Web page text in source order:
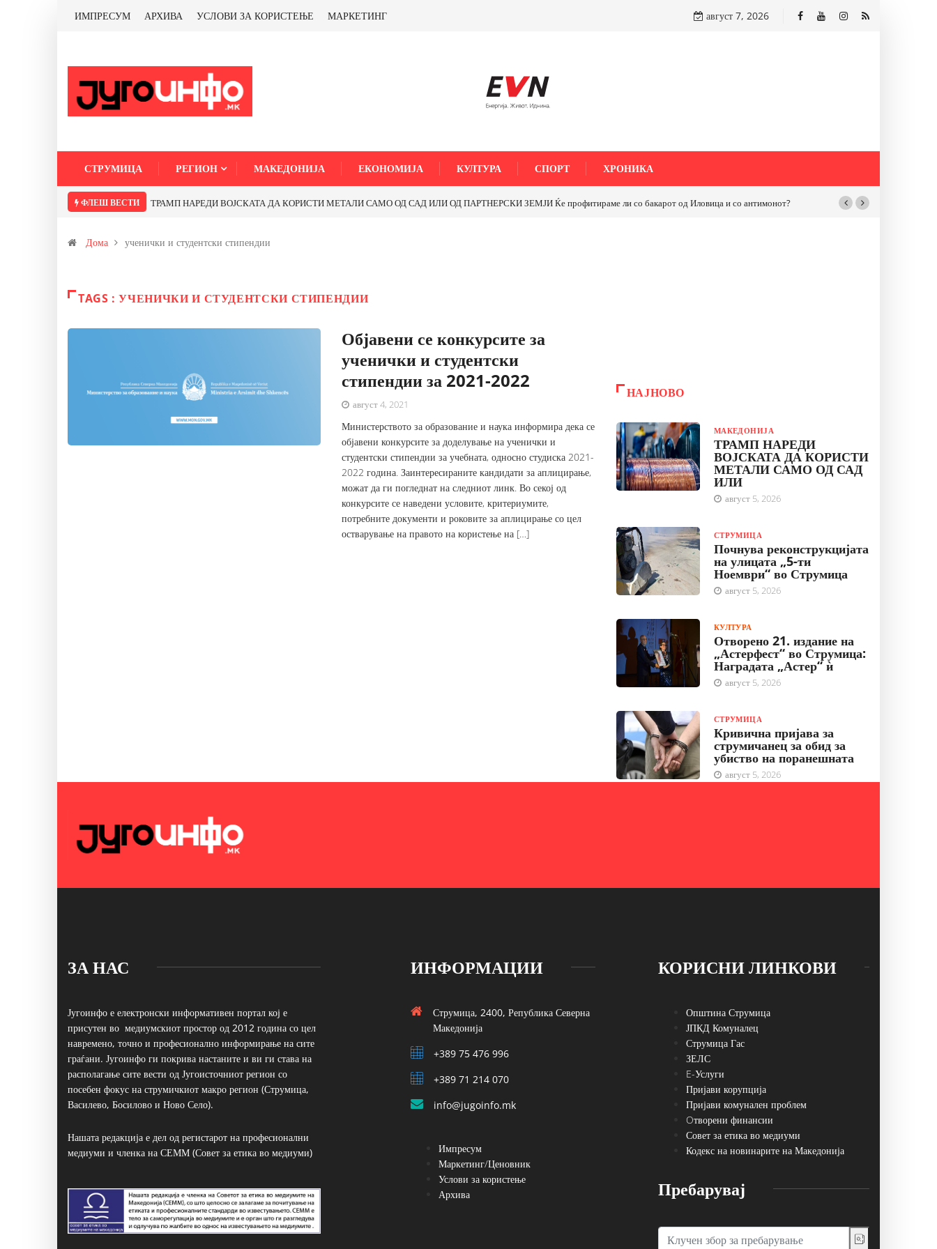
ИМПРЕСУМ АРХИВА УСЛОВИ ЗА КОРИСТЕЊЕ МАРКЕТИНГ август 7, 2026
СТРУМИЦА РЕГИОН МАКЕДОНИЈА ЕКОНОМИЈА КУЛТУРА СПОРТ ХРОНИКА
ФЛЕШ ВЕСТИ ТРАМП НАРЕДИ ВОЈСКАТА ДА КОРИСТИ МЕТАЛИ САМО ОД САД ИЛИ ОД ПАРТНЕРСКИ ЗЕМЈИ Ќе профитираме ли со бакарот од Иловица и со антимонот?
Дома ученички и студентски стипендии
TAGS : УЧЕНИЧКИ И СТУДЕНТСКИ СТИПЕНДИИ
Објавени се конкурсите за
ученички и студентски
стипендии за 2021-2022
август 4, 2021
Министерството за образование и наука информира дека се
објавени конкурсите за доделување на ученички и
студентски стипендии за учебната, односно студиска 2021-
2022 година. Заинтересираните кандидати за аплицирање,
можат да ги погледнат на следниот линк. Во секој од
конкурсите се наведени условите, критериумите,
потребните документи и роковите за аплицирање со цел
остварување на правото на користење на […]
НАЈНОВО
МАКЕДОНИЈА
ТРАМП НАРЕДИ
ВОЈСКАТА ДА КОРИСТИ
МЕТАЛИ САМО ОД САД
ИЛИ
август 5, 2026
СТРУМИЦА
Почнува реконструкцијата
на улицата „5-ти
Ноември“ во Струмица
август 5, 2026
КУЛТУРА
Отворено 21. издание на
„Астерфест“ во Струмица:
Наградата „Астер“ ѝ
август 5, 2026
СТРУМИЦА
Кривична пријава за
струмичанец за обид за
убиство на поранешната
август 5, 2026
ЗА НАС
Југоинфо е електронски информативен портал кој е
присутен во медиумскиот простор од 2012 година со цел
навремено, точно и професионално информирање на сите
граѓани. Југоинфо ги покрива настаните и ви ги става на
располагање сите вести од Југоисточниот регион со
посебен фокус на струмичкиот макро регион (Струмица,
Василево, Босилово и Ново Село).
Нашата редакција е дел од регистарот на професионални
медиуми и членка на СЕММ (Совет за етика во медиуми)
ИНФОРМАЦИИ
Струмица, 2400, Република Северна
Македонија
+389 75 476 996
+389 71 214 070
info@jugoinfo.mk
Импресум
Маркетинг/Ценовник
Услови за користење
Архива
КОРИСНИ ЛИНКОВИ
Општина Струмица
ЈПКД Комуналец
Струмица Гас
ЗЕЛС
E-Услуги
Пријави корупција
Пријави комунален проблем
Oтворени финансии
Совет за етика во медиуми
Кодекс на новинарите на Македонија
Пребарувај